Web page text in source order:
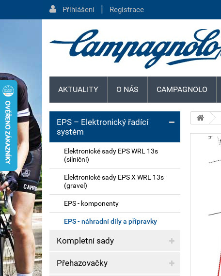
EPS – Elektronický řadící
systém
Elektronické sady EPS WRL 13s
(silniční)
Elektronické sady EPS X WRL 13s
(gravel)
EPS - komponenty
EPS - náhradní díly a přípravky
Kompletní sady
Přehazovačky
Přihlášení | Registrace
AKTUALITY O NÁS CAMPAGNOLO